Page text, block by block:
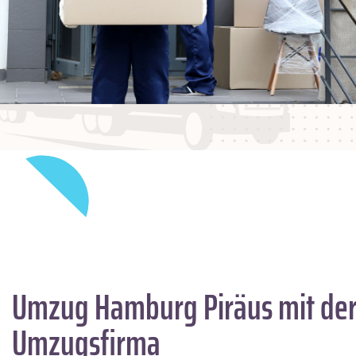
Umzug HamburgPiräusmit
Umzugsfirma